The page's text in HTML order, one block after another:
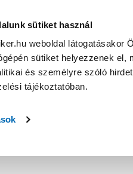
sütiket használ
weboldal látogatásakor
sütiket helyezzenek el,
és személyre szóló
tájékoztatóban.
KATEGÓRIÁK
Praktiker